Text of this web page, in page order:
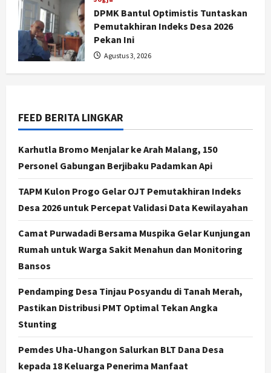
DPMK Bantul Optimistis Tuntaskan
Pemutakhiran Indeks Desa 2026
Pekan Ini
Agustus 3, 2026
FEED BERITA LINGKAR
Karhutla Bromo Menjalar ke Arah Malang, 150
Personel Gabungan Berjibaku Padamkan Api
TAPM Kulon Progo Gelar OJT Pemutakhiran Indeks
Desa 2026 untuk Percepat Validasi Data Kewilayahan
Camat Purwadadi Bersama Muspika Gelar Kunjungan
Rumah untuk Warga Sakit Menahun dan Monitoring
Bansos
Pendamping Desa Tinjau Posyandu di Tanah Merah,
Pastikan Distribusi PMT Optimal Tekan Angka
Stunting
Pemdes Uha-Uhangon Salurkan BLT Dana Desa
kepada 18 Keluarga Penerima Manfaat
79 Kabupaten/Kota Kesulitan Bayar
Gaji PPPK, Kemendagri Godok
3
Jogja
di Sleman: Mengubah Kondisi Gizi
Buruk Menjadi Generasi Emas 2045
Jogja
TAPM Gunungkidul Supervisi
Pendamping Desa Karangmojo
untuk Optimalkan Pembangunan
Agustus 5, 2026
5
Kasus Eks Jampidsus Febrie
Adriansyah Diminta Diusut Tuntas,
Kejaksaan
Agustus 5, 2026
Politik